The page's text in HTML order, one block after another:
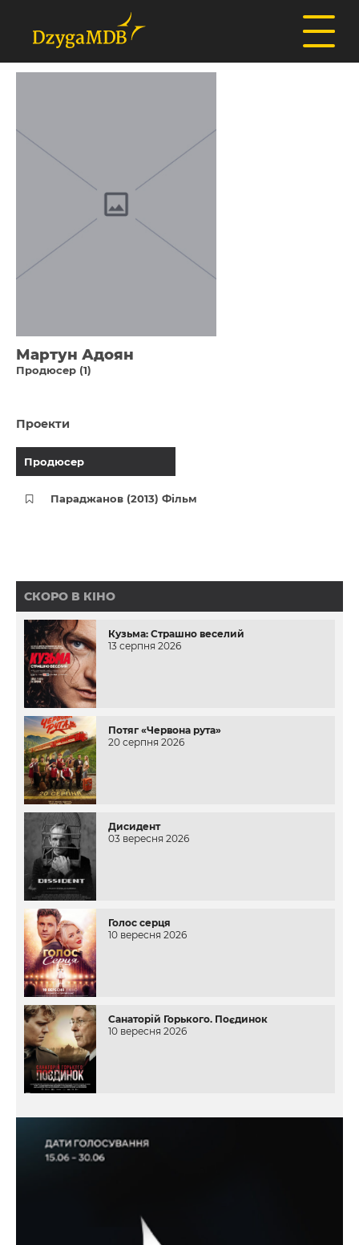
Мартун Адоян
Продюсер (1)
Проекти
Продюсер
Параджанов (2013) Фільм
СКОРО В КІНО
Кузьма: Страшно веселий
13 серпня 2026
Потяг «Червона рута»
20 серпня 2026
Дисидент
03 вересня 2026
Голос серця
10 вересня 2026
Санаторій Горького. Поєдинок
10 вересня 2026